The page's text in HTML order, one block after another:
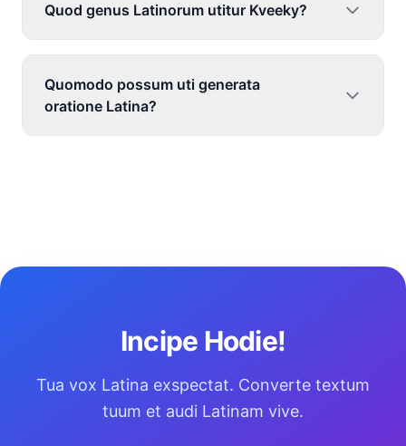
Quod genus Latinorum utitur Kveeky?
Quomodo possum uti generata
oratione Latina?
Incipe Hodie!
Tua vox Latina exspectat. Converte textum
tuum et audi Latinam vive.